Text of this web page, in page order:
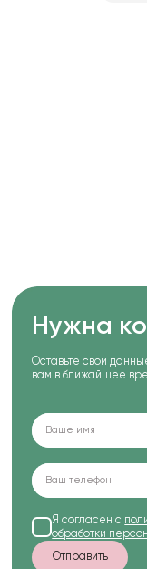
Нужна
Оставьте свои
вам в ближайшее
Я согласен с
обработки
Отправить